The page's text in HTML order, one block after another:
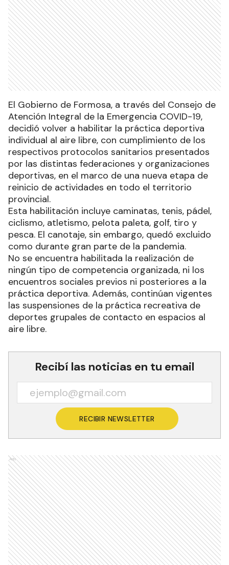
El Gobierno de Formosa, a través del Consejo de
Atención Integral de la Emergencia COVID-19,
decidió volver a habilitar la práctica deportiva
individual al aire libre, con cumplimiento de los
respectivos protocolos sanitarios presentados
por las distintas federaciones y organizaciones
deportivas, en el marco de una nueva etapa de
reinicio de actividades en todo el territorio
provincial.
Esta habilitación incluye caminatas, tenis, pádel,
ciclismo, atletismo, pelota paleta, golf, tiro y
pesca. El canotaje, sin embargo, quedó excluido
como durante gran parte de la pandemia.
No se encuentra habilitada la realización de
ningún tipo de competencia organizada, ni los
encuentros sociales previos ni posteriores a la
práctica deportiva. Además, continúan vigentes
las suspensiones de la práctica recreativa de
deportes grupales de contacto en espacios al
aire libre.
Recibí las noticias en tu email
RECIBIR NEWSLETTER
Ads